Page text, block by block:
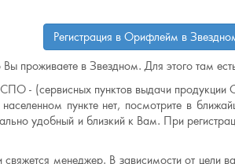
Регистрация в Орифлейм в
Вы проживаете в Звездном. Для этого там
- (сервисных пунктов выдачи
пункте нет, посмотрите в
удобный и близкий к Вам. При
менеджер. В зависимости от цели